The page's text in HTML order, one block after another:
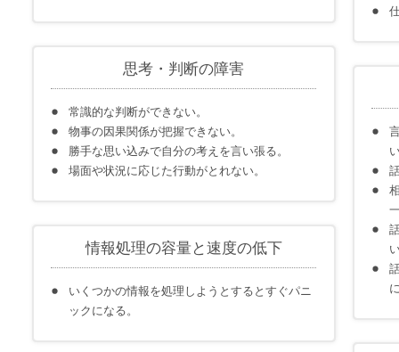
思考・判断の障害
常識的な判断ができない。
物事の因果関係が把握できない。
勝手な思い込みで自分の考えを言い張る。
場面や状況に応じた行動がとれない。
情報処理の容量と速度の低下
いくつかの情報を処理しようとするとすぐパニ
ックになる。